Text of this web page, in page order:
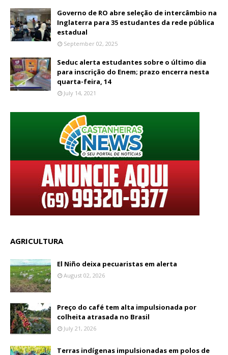
Governo de RO abre seleção de intercâmbio na
Inglaterra para 35 estudantes da rede pública
estadual
September 02, 2025
Seduc alerta estudantes sobre o último dia
para inscrição do Enem; prazo encerra nesta
quarta-feira, 14
July 14, 2021
AGRICULTURA
El Niño deixa pecuaristas em alerta
August 02, 2026
Preço do café tem alta impulsionada por
colheita atrasada no Brasil
July 21, 2026
Terras indígenas impulsionadas em polos de